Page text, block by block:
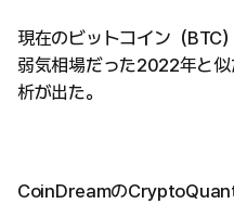
現在のビットコイン（BTC
弱気相場だった2022年と
析が出た。
CoinDreamのCryptoQuant